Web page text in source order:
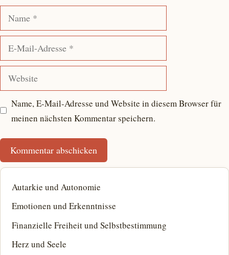
Name
Mail-
Website
Name, E-Mail-Adresse und Website in diesem Browser für
meinen nächsten Kommentar speichern.
Autarkie und Autonomie
Emotionen und Erkenntnisse
Finanzielle Freiheit und Selbstbestimmung
Herz und Seele